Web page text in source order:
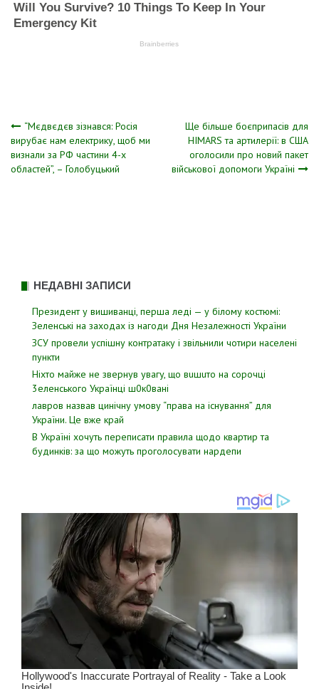
Навігація
записів
“Мєдвєдєв зізнався: Росія
вирубає нам електрику, щоб ми
визнали за РФ частини 4-х
областей”, – Голобуцький
Ще більше боєприпасів для
HIMARS та артилерії: в США
оголосили про новий пакет
військової допомоги Україні
НЕДАВНІ ЗАПИСИ
Президент у вишиванці, перша леді — у білому костюмі:
Зеленські на заходах із нагоди Дня Незалежності України
ЗСУ пpовели уcпішну контратаку і звiльнили чотири наcелені
пyнкти
Hixтo мaйжe нe звepнyв yвaгy, щo вuшuтo нa copoчцi
3eлeнcькoгo Укpaїнцi ш0к0вaнi
лавров нaзвав цинiчну умoву “пpава на іcнування” для
Укpаїни. Цe вже кpай
В Україні хочуть переписати правила щодо квартир та
будинків: за що можуть проголосувати нардепи